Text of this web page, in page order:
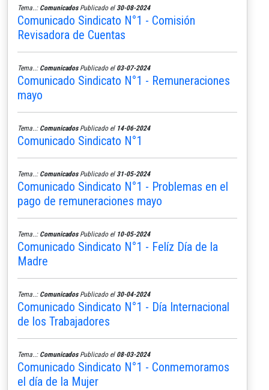
Tema..: ComunicadosPublicado el 30-08-2024
Comunicado Sindicato N°1 - Comisión
Revisadora de Cuentas
Tema..: ComunicadosPublicado el 03-07-2024
Comunicado Sindicato N°1 - Remuneraciones
mayo
Tema..: ComunicadosPublicado el 14-06-2024
Comunicado Sindicato N°1
Tema..: ComunicadosPublicado el 31-05-2024
Comunicado Sindicato N°1 - Problemas en el
pago de remuneraciones mayo
Tema..: ComunicadosPublicado el 10-05-2024
Comunicado Sindicato N°1 - Felíz Día de la
Madre
Tema..: ComunicadosPublicado el 30-04-2024
Comunicado Sindicato N°1 - Día Internacional
de los Trabajadores
Tema..: ComunicadosPublicado el 08-03-2024
Comunicado Sindicato N°1 - Conmemoramos
el día de la Mujer